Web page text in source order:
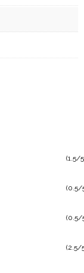
(1.5/
(0.5/
(0.5/
(2.5/